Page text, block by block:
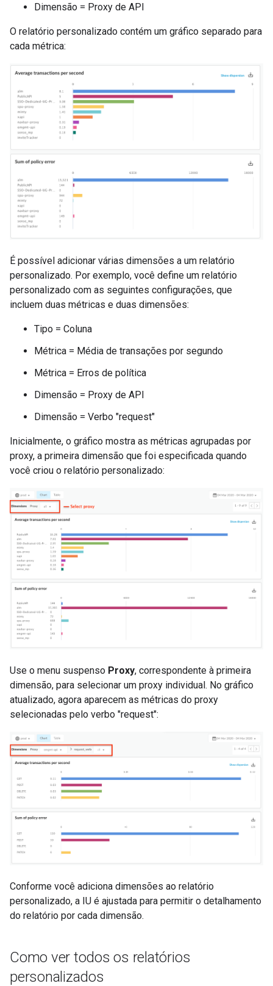
Dimensão = Proxy de API
O relatório personalizado contém um gráfico separado para
cada métrica:
É possível adicionar várias dimensões a um relatório
personalizado. Por exemplo, você define um relatório
personalizado com as seguintes configurações, que
incluem duas métricas e duas dimensões:
Tipo = Coluna
Métrica = Média de transações por segundo
Métrica = Erros de política
Dimensão = Proxy de API
Dimensão = Verbo "request"
Inicialmente, o gráfico mostra as métricas agrupadas por
proxy, a primeira dimensão que foi especificada quando
você criou o relatório personalizado:
Use o menu suspenso Proxy, correspondente à primeira
dimensão, para selecionar um proxy individual. No gráfico
atualizado, agora aparecem as métricas do proxy
selecionadas pelo verbo "request":
Conforme você adiciona dimensões ao relatório
personalizado, a IU é ajustada para permitir o detalhamento
do relatório por cada dimensão.
Como ver todos os relatórios
personalizados